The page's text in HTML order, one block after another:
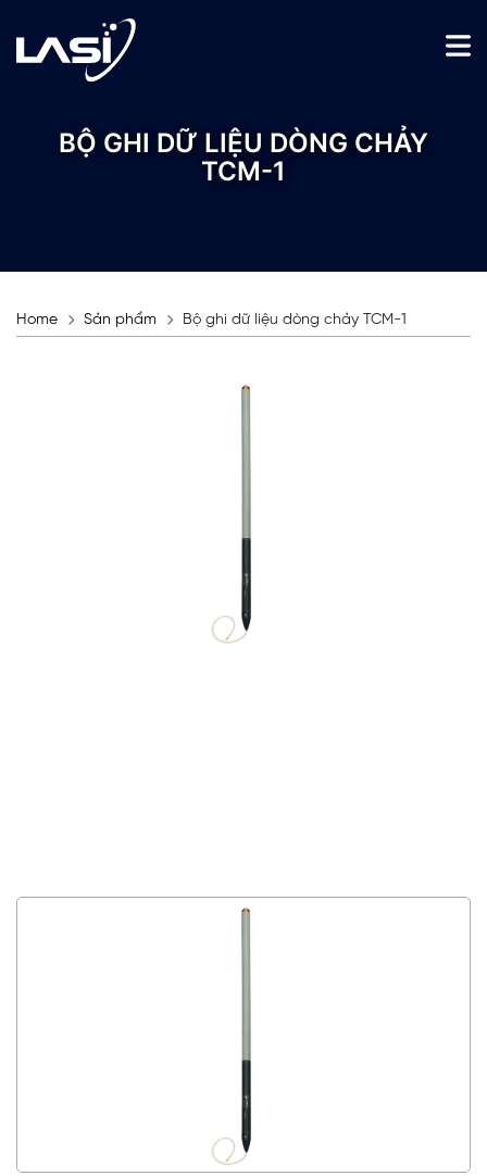
BỘ GHI DỮ LIỆU DÒNG CHẢY
TCM-1
Home Sản phẩm Bộ ghi dữ liệu dòng chảy TCM-1